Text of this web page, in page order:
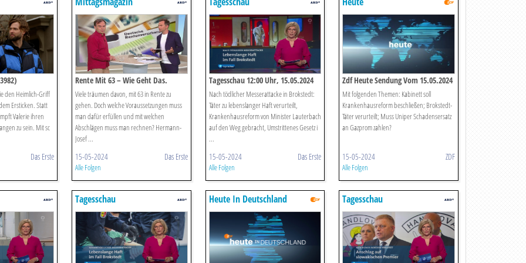
den Heimlich-Griff
Ersticken. Statt
Valerie ihren
zu sein. Mit sc
Das Erste
Rente Mit 63 – Wie Geht Das.
Viele träumen davon, mit 63 in Rente zu
gehen. Doch welche Voraussetzungen muss
man dafür erfüllen und mit welchen
Abschlägen muss man rechnen? Hermann-
Josef ...
15-05-2024 Das Erste
Alle Folgen
Tagesschau 12:00 Uhr, 15.05.2024
Nach tödlicher Messerattacke in Brokstedt:
Täter zu lebenslanger Haft verurteilt,
Krankenhausreform von Minister Lauterbach
auf den Weg gebracht, Umstrittenes Gesetz i
...
15-05-2024 Das Erste
Alle Folgen
Zdf Heute Sendung Vom 15.05.2024
Mit folgenden Themen: Kabinett soll
Krankenhausreform beschließen; Brokstedt-
Täter verurteilt; Muss Uniper Schadensersatz
an Gazprom zahlen?
15-05-2024 ZDF
Alle Folgen
Tagesschau Heute In Deutschland Tagesschau